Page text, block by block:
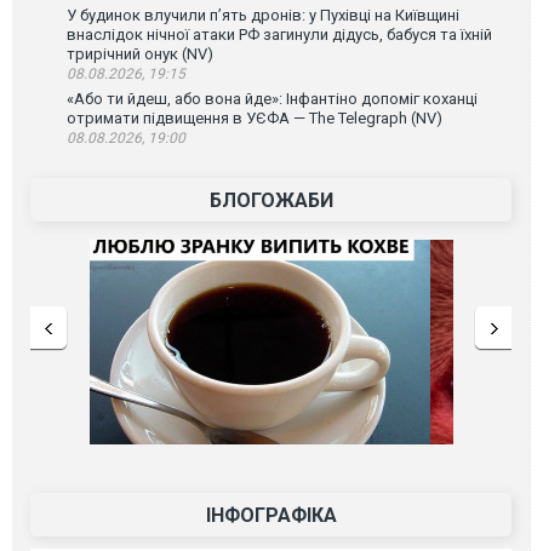
У будинок влучили п’ять дронів: у Пухівці на Київщині
внаслідок нічної атаки РФ загинули дідусь, бабуся та їхній
трирічний онук (NV)
08.08.2026, 19:15
«Або ти йдеш, або вона йде»: Інфантіно допоміг коханці
отримати підвищення в УЄФА — The Telegraph (NV)
08.08.2026, 19:00
БЛОГОЖАБИ
ІНФОГРАФІКА